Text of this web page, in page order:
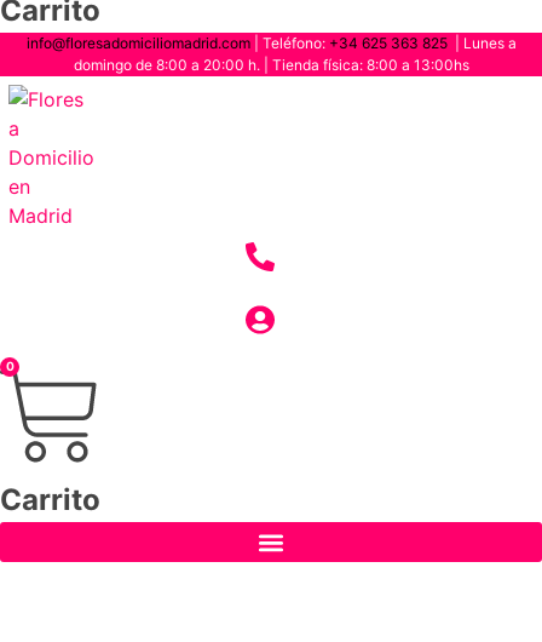
Carrito
info@floresadomiciliomadrid.com| Teléfono: +34 625 363 825| Lunes a
domingo de 8:00 a 20:00 h. | Tienda física: 8:00 a 13:00hs
0
Carrito